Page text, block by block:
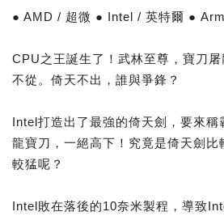
● AMD / 超微 ● Intel / 英特爾 ●
CPU之王誕生了！武林至尊，寶刀
不從。倚天不出，誰與爭鋒？
Intel打造出了最強的倚天劍，要來
龍寶刀，一絕高下！究竟是倚天劍比
較猛呢？
Intel敗在落後的10奈米製程，導致